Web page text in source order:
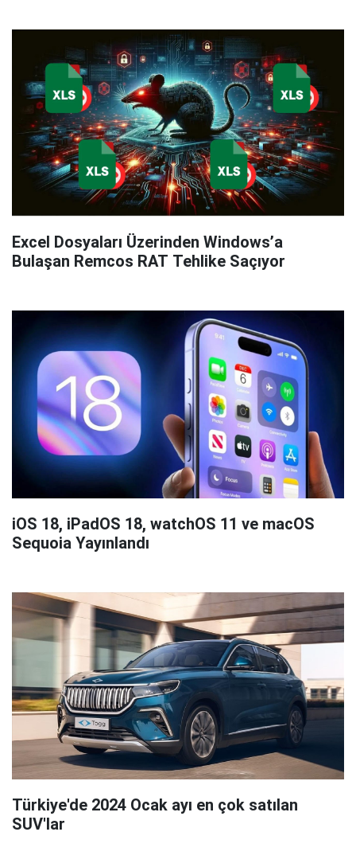
Excel Dosyaları Üzerinden Windows’a
Bulaşan Remcos RAT Tehlike Saçıyor
iOS 18, iPadOS 18, watchOS 11 ve macOS
Sequoia Yayınlandı
Türkiye'de 2024 Ocak ayı en çok satılan
SUV'lar